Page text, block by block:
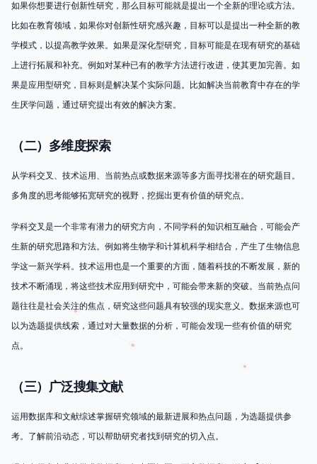
如果你想要进行创新性研究，那么目标可能就是提出一个全新的理论或方法。
比如在教育领域，如果你对创新性研究感兴趣，目标可以是提出一种全新的教
学模式，以提高教学效果。如果是深化型研究，目标可能是在现有研究的基础
上进行拓展和补充。例如对某种已有的教学方法进行改进，使其更加完善。如
果是应用型研究，目标则是解决某个实际问题。比如解决当前教育中存在的学
生厌学问题，通过研究提出有效的解决方案。
（二）多维度探索
从学科交叉、技术运用、当前热点或数据来源等多方面寻找潜在的研究题目。
多角度的思考能够拓宽研究的视野，挖掘出更有价值的研究点。
学科交叉是一个非常有潜力的研究方向，不同学科的知识相互融合，可能会产
生新的研究思路和方法。例如将生物学和计算机科学相结合，产生了生物信息
学这一新兴学科。技术运用也是一个重要的方面，随着科技的不断发展，新的
技术不断涌现，将这些技术应用到研究中，可能会带来新的突破。当前热点问
题往往是社会关注的焦点，研究这些问题具有较强的现实意义。数据来源也可
以为选题提供线索，通过对大量数据的分析，可能会发现一些有价值的研究
点。
（三）广泛搜集文献
运用数据库和文献综述掌握研究领域的最新进展和热点问题，为选题提供参
考。了解前沿动态，可以帮助研究者找到研究的切入点。